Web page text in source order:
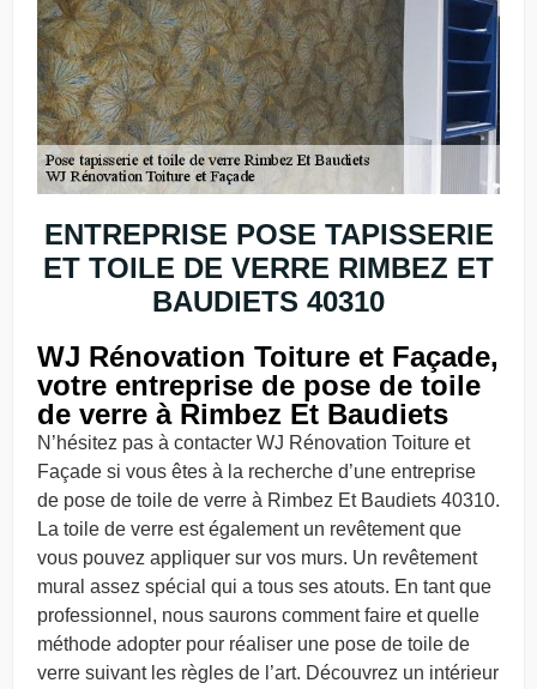
ENTREPRISE POSE TAPISSERIE
ET TOILE DE VERRE RIMBEZ ET
BAUDIETS 40310
WJ Rénovation Toiture et Façade,
votre entreprise de pose de toile
de verre à Rimbez Et Baudiets
N’hésitez pas à contacter WJ Rénovation Toiture et
Façade si vous êtes à la recherche d’une entreprise
de pose de toile de verre à Rimbez Et Baudiets 40310.
La toile de verre est également un revêtement que
vous pouvez appliquer sur vos murs. Un revêtement
mural assez spécial qui a tous ses atouts. En tant que
professionnel, nous saurons comment faire et quelle
méthode adopter pour réaliser une pose de toile de
verre suivant les règles de l’art. Découvrez un intérieur